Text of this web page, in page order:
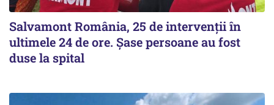
Salvamont România, 25 de intervenții în
ultimele 24 de ore. Șase persoane au fost
duse la spital